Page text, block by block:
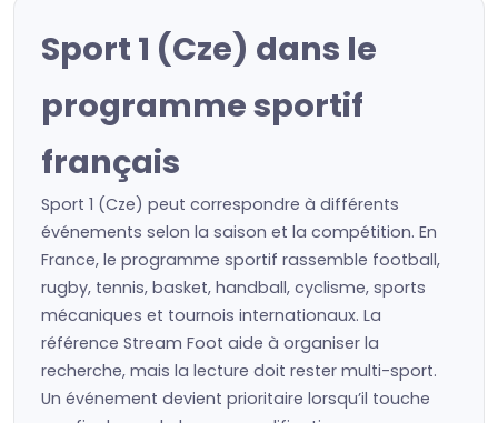
Sport 1 (Cze) dans le
programme sportif
français
Sport 1 (Cze) peut correspondre à différents
événements selon la saison et la compétition. En
France, le programme sportif rassemble football,
rugby, tennis, basket, handball, cyclisme, sports
mécaniques et tournois internationaux. La
référence Stream Foot aide à organiser la
recherche, mais la lecture doit rester multi-sport.
Un événement devient prioritaire lorsqu’il touche